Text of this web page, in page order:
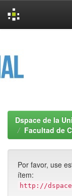
Dspace de la
Facultad de
Por favor, use
ítem:
http://